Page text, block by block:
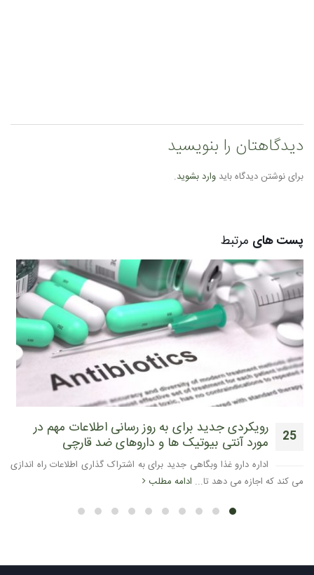
دیدگاهتان را بنویسید
برای نوشتن دیدگاه باید وارد بشوید.
پست های مرتبط
جدید برای به روز رسانی اطلاعات مهم در
آنتی بیوتیک ها و داروهای ضد قارچی
دارو غذا وبگاهی جدید برای به اشتراک گذاری اطلاعات راه اندازی
می دهد تا...ادامه مطلب
ژانویه